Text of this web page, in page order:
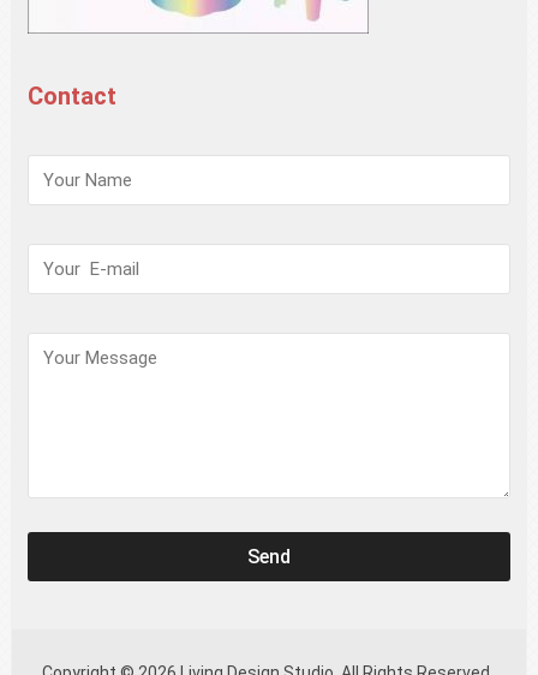
Contact
请
持
段